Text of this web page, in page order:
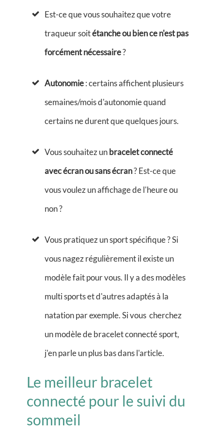
Est-ce que vous souhaitez que votre
traqueur soitétanche ou bien ce n'est pas
forcément nécessaire?
Autonomie: certains affichent plusieurs
semaines/mois d'autonomie quand
certains ne durent que quelques jours.
Vous souhaitez unbracelet connecté
avec écran ou sans écran? Est-ce que
vous voulez un affichage de l'heure ou
non ?
Vous pratiquez un sport spécifique ? Si
vous nagez régulièrement il existe un
modèle fait pour vous. Il y a des modèles
multi sports et d'autres adaptés à la
natation par exemple. Si vous cherchez
un modèle de bracelet connecté sport,
j'en parle un plus bas dans l'article.
Le meilleur bracelet
connecté pour le suivi du
sommeil